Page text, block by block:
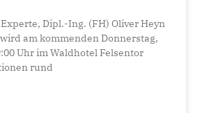
Dipl.-Ing. (FH) Oliver Heyn
am kommenden Donnerstag,
Uhr im Waldhotel Felsentor
rund